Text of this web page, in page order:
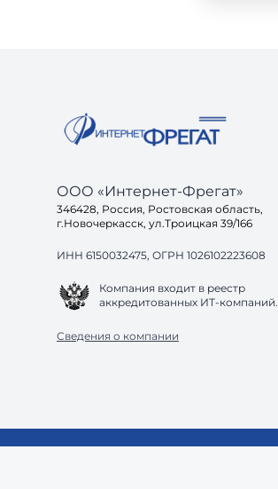
ООО «Интернет-Фрегат»
346428, Россия, Ростовская область,
г.Новочеркасск, ул.Троицкая 39/166
ИНН 6150032475, ОГРН 1026102223608
Компания входит в реестр
аккредитованных ИТ-компаний.
Сведения о компании